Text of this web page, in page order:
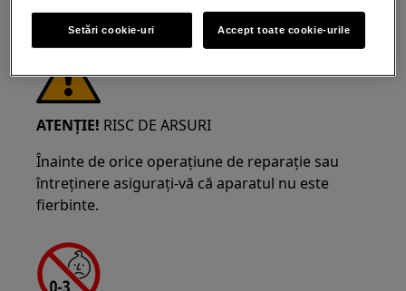
arcuri.
ATENȚIE! RISC DE ARSURI
Înainte de orice operațiune de reparație sau
întreținere asigurați-vă că aparatul nu este
fierbinte.
Setări cookie-uri Accept toate cookie-urile